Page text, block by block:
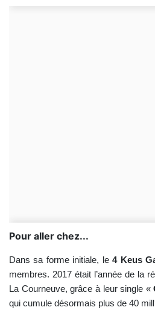
Pour aller chez...
Dans sa forme initiale, le4 Keus
membres. 2017 était l’année de la
La Courneuve, grâce à leur single «
qui cumule désormais plus de 40